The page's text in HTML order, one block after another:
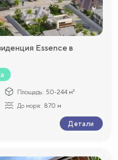
Essence в
Площадь: 50-244 м²
До моря: 870 м
Детали